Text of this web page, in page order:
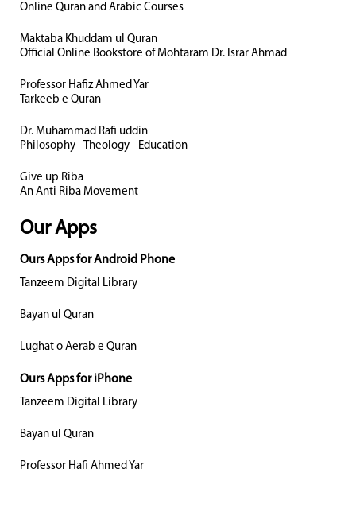
Online Quran and Arabic Courses
Maktaba Khuddam ul Quran
Official Online Bookstore of Mohtaram Dr. Israr Ahmad
Professor Hafiz Ahmed Yar
Tarkeeb e Quran
Dr. Muhammad Rafi uddin
Philosophy - Theology - Education
Give up Riba
An Anti Riba Movement
Our Apps
Ours Apps for Android Phone
Tanzeem Digital Library
Bayan ul Quran
Lughat o Aerab e Quran
Ours Apps for iPhone
Tanzeem Digital Library
Bayan ul Quran
Professor Hafi Ahmed Yar